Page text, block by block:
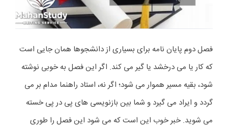
فصل دوم پایان نامه برای بسیاری از دانشجوها همان جایی است
که کار یا می درخشد یا گیر می کند. اگر این فصل به خوبی نوشته
شود، بقیه مسیر هموار می شود؛ اگر نه، استاد راهنما مدام بر می
گردد و ایراد می گیرد و شما بین بازنویسی های پی در پی خسته
می شوید. خبر خوب این است که می شود این فصل را طوری